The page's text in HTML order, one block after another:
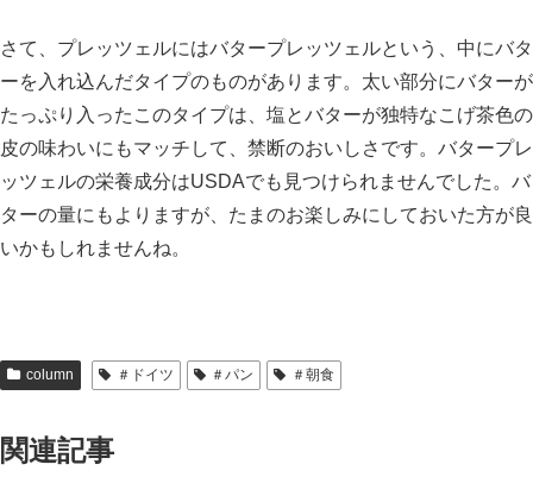
さて、プレッツェルにはバタープレッツェルという、中にバタ
ーを入れ込んだタイプのものがあります。太い部分にバターが
たっぷり入ったこのタイプは、塩とバターが独特なこげ茶色の
皮の味わいにもマッチして、禁断のおいしさです。バタープレ
ッツェルの栄養成分はUSDAでも見つけられませんでした。バ
ターの量にもよりますが、たまのお楽しみにしておいた方が良
いかもしれませんね。
column ＃ドイツ ＃パン ＃朝食
関連記事